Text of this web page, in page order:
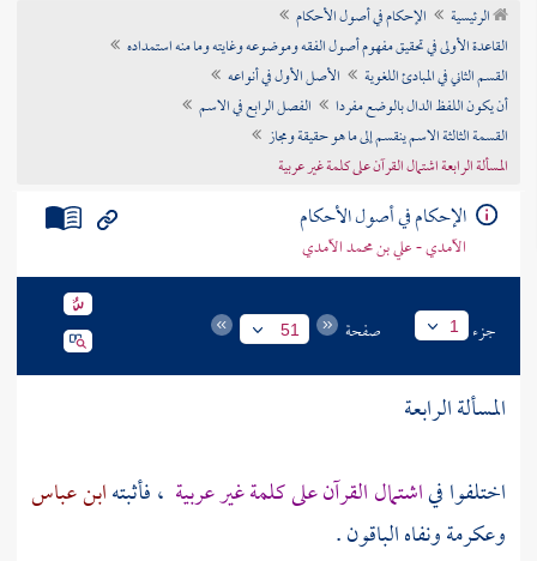
تراجم الأعلام
الرئيسية
الإحكام في أصول الأحكام
القاعدة الأولى في تحقيق مفهوم أصول الفقه وموضوعه وغايته وما منه استمداده
القسم الثاني في المبادئ اللغوية
الأصل الأول في أنواعه
أن يكون اللفظ الدال بالوضع مفردا
الفصل الرابع في الاسم
القسمة الثالثة الاسم ينقسم إلى ما هو حقيقة ومجاز
المسألة الرابعة اشتمال القرآن على كلمة غير عربية
الإحكام في أصول الأحكام
الآمدي - علي بن محمد الآمدي
جزء 1 صفحة 51
المسألة الرابعة
اختلفوا فياشتمال القرآن على كلمة غير عربية ، فأثبتهابن عباس
وعكرمةونفاه الباقون .